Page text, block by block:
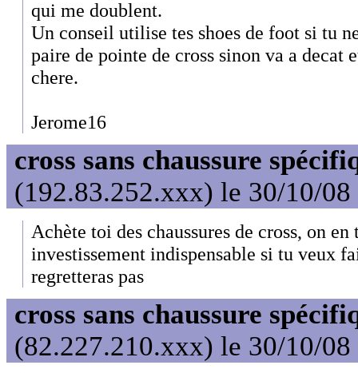
qui me doublent.
Un conseil utilise tes shoes de foot si tu
paire de pointe de cross sinon va a decat
chere.
Jerome16
cross sans chaussure
(192.83.252.xxx) le 30/10/08
Achète toi des chaussures de cross, on
investissement indispensable si tu veux
regretteras pas
cross sans chaussure
(82.227.210.xxx) le 30/10/08